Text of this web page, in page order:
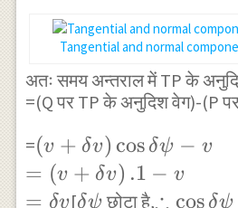
\sin { QPM
} \\ =1.\frac
{ \delta
s\quad }{
\delta t } .0
Tangential and normal
अतः समय अन्तराल में TP के
=(Q पर TP के अनुदिश वेग)-(P
=\left(
v+\delta
v \right)
(v + δv) cos δψ − v
= (v + δv) .1 − v
= δv[\delta
δψछोटा है, cos δψ